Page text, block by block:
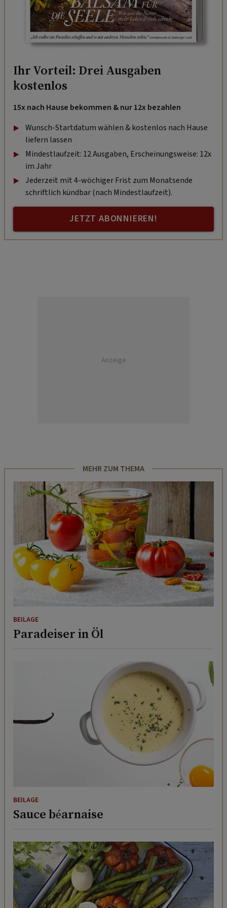
Ihr Vorteil: Drei Ausgaben
kostenlos
15x nach Hause bekommen & nur 12x bezahlen
Wunsch-Startdatum wählen & kostenlos nach Hause
liefern lassen
Mindestlaufzeit: 12 Ausgaben, Erscheinungsweise: 12x
im Jahr
Jederzeit mit 4-wöchiger Frist zum Monatsende
schriftlich kündbar (nach Mindestlaufzeit).
JETZT ABONNIEREN!
Anzeige
MEHR ZUM THEMA
BEILAGE
Paradeiser in Öl
BEILAGE
Sauce béarnaise